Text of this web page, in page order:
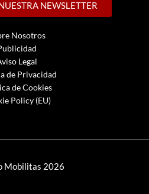
NEWSLETTER
Nosotros
Legal
de Privacidad
de Cookies
Policy (EU)
Mobilitas 2026